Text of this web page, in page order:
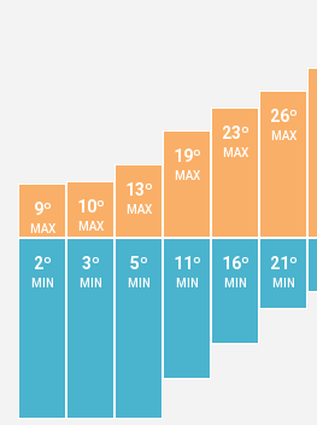
9º
MAX
2º
MIN
10º
MAX
3º
MIN
13º
MAX
5º
MIN
19º
MAX
11º
MIN
23º
MAX
16º
MIN
26º
MAX
21º
MIN